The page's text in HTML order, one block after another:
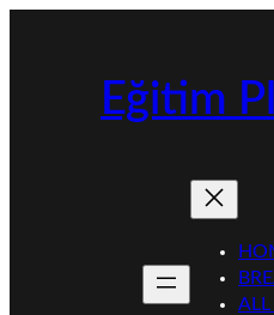
Eğitim
ALL